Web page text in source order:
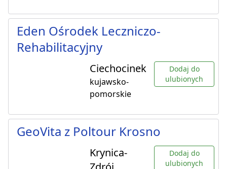
Eden Ośrodek Leczniczo-
Rehabilitacyjny
Ciechocinek
kujawsko-
pomorskie
Dodaj do
ulubionych
GeoVita z Poltour Krosno
Krynica-
Dodaj do
ulubionych